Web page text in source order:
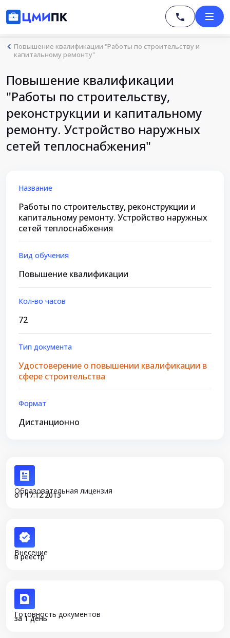
Повышение квалификации "Работы по строительству и
капитальному ремонту"
Повышение квалификации
"Работы по строительству,
реконструкции и капитальному
ремонту. Устройство наружных
сетей теплоснабжения"
Название
Работы по строительству, реконструкции и
капитальному ремонту. Устройство наружных
сетей теплоснабжения
Вид обучения
Повышение квалификации
Кол-во часов
72
Тип документа
Удостоверение о повышении квалификации в
сфере строительства
Формат
Дистанционно
Образовательная лицензия
от 17.12.2013
Внесение
в реестр
Готовность документов
за 1 день